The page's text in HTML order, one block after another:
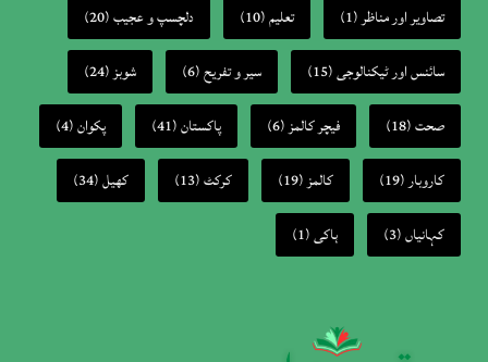
تصاویر اور مناظر(1) تعلیم(10) دلچسپ و عجیب(20)
سائنس اور ٹیکنالوجی(15) سیر و تفریح(6) شوبز(24)
صحت(18) فیچر کالمز(6) پاکستان(41) پکوان(4)
کاروبار(19) کالمز(19) کرکٹ(13) کھیل(34)
کہانیاں(3) ہاکی(1)